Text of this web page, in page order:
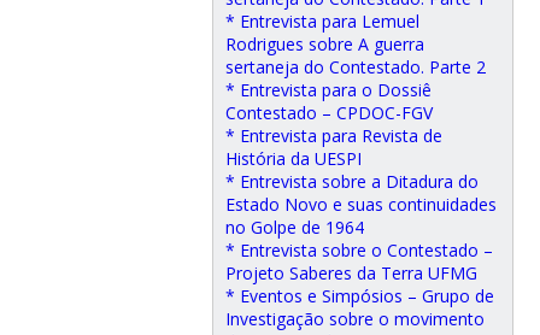
* Entrevista para Lemuel
Rodrigues sobre A guerra
sertaneja do Contestado. Parte 2
* Entrevista para o Dossiê
Contestado – CPDOC-FGV
* Entrevista para Revista de
História da UESPI
* Entrevista sobre a Ditadura do
Estado Novo e suas continuidades
no Golpe de 1964
* Entrevista sobre o Contestado –
Projeto Saberes da Terra UFMG
* Eventos e Simpósios – Grupo de
Investigação sobre o movimento